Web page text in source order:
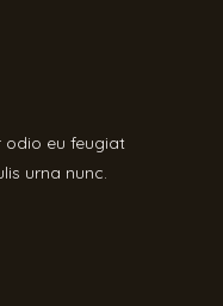
eu feugiat
urna nunc.